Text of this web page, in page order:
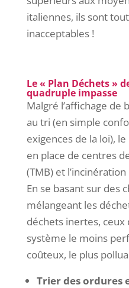
italiennes, ils sont
inacceptables !
Le « Plan Déchets »
quadruple impasse
Malgré l’affichage
au tri (en simple
exigences de la loi),
en place de centres
(TMB) et
En se basant sur des
mélangeant les
déchets inertes, ceux
système le moins
coûteux, le plus
Trier des ordures